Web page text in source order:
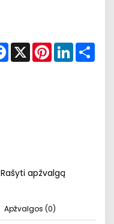
Facebook
X PinterestLinkedIn
Rašyti apžvalgą
Apžvalgos (0)